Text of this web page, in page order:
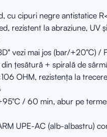
cu cipuri negre antistatice
rezistent la abraziune, UV
vezi mai jos (bar/+20°C) /
țesătură + spirală de
OHM, rezistența la
/ 60 min, abur pe
UPE-AC (alb-albastru)